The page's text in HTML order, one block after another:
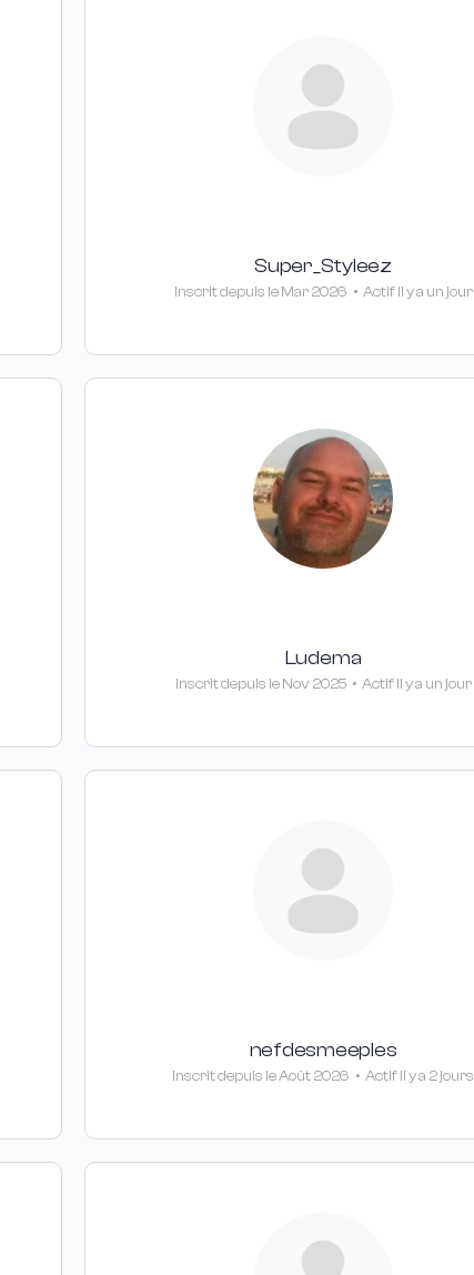
Super_Styleez
Inscrit depuis le Mar 2026 • Actif Il y a un jour
Ludema
Inscrit depuis le Nov 2025 • Actif Il y a un jour
nefdesmeeples
Inscrit depuis le Août 2026 • Actif Il y a 2 jours